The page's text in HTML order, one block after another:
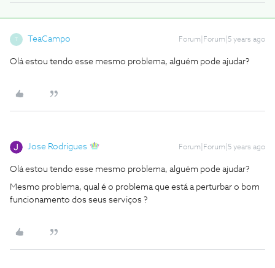
T TeaCampo Forum|Forum|5 years ago
Olá estou tendo esse mesmo problema, alguém pode ajudar?
Jose Rodrigues Forum|Forum|5 years ago
Olá estou tendo esse mesmo problema, alguém pode ajudar?
Mesmo problema, qual é o problema que está a perturbar o bom
funcionamento dos seus serviços ?